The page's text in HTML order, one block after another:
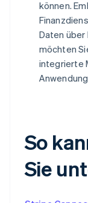
können.
Daten über
möchten
integrierte
So
Sie